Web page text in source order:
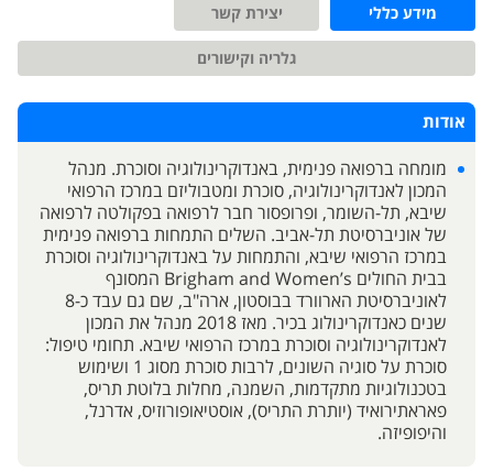
מידע כללי יצירת קשר
גלריה וקישורים
אודות
מומחה ברפואה פנימית, באנדוקרינולוגיה וסוכרת. מנהל
המכון לאנדוקרינולוגיה, סוכרת ומטבוליזם במרכז הרפואי
שיבא, תל-השומר, ופרופסור חבר לרפואה בפקולטה לרפואה
של אוניברסיטת תל-אביב. השלים התמחות ברפואה פנימית
במרכז הרפואי שיבא, והתמחות על באנדוקרינולוגיה וסוכרת
בבית החולים Brigham and Women’s המסונף
לאוניברסיטת הארוורד בבוסטון, ארה"ב, שם גם עבד כ-8
שנים כאנדוקרינולוג בכיר. מאז 2018 מנהל את המכון
לאנדוקרינולוגיה וסוכרת במרכז הרפואי שיבא. תחומי טיפול:
סוכרת על סוגיה השונים, לרבות סוכרת מסוג 1 ושימוש
בטכנולוגיות מתקדמות, השמנה, מחלות בלוטת תריס,
פאראתירואיד (יותרת התריס), אוסטיאופורוזיס, אדרנל,
והיפופיזה.